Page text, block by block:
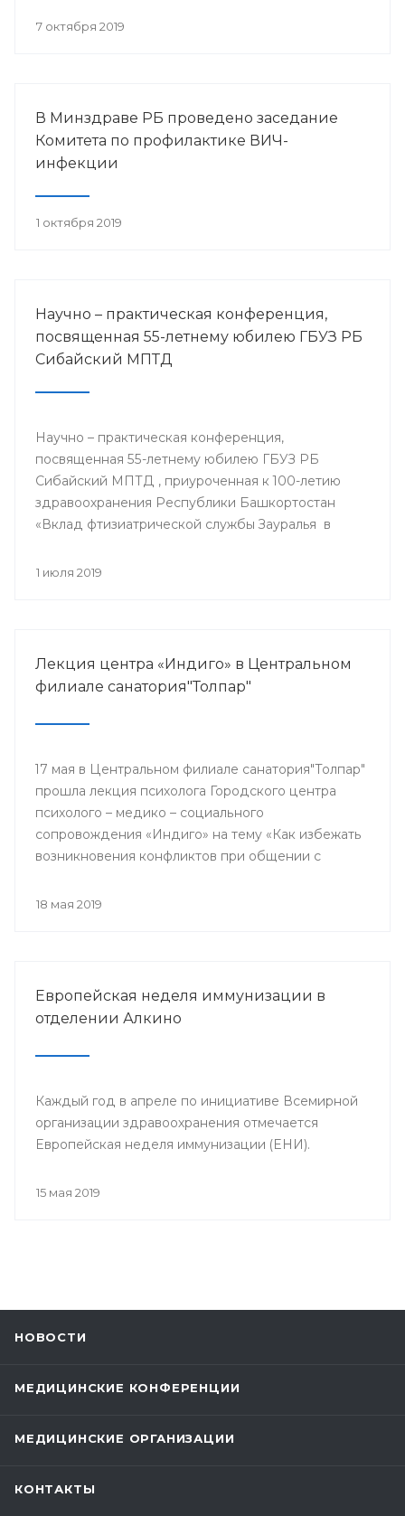
лечения в детских противотуберкулёзных
7 октября 2019
В Минздраве РБ проведено заседание
Комитета по профилактике ВИЧ-
инфекции
1 октября 2019
Научно – практическая конференция,
посвященная 55-летнему юбилею ГБУЗ РБ
Сибайский МПТД
Научно – практическая конференция,
посвященная 55-летнему юбилею ГБУЗ РБ
Сибайский МПТД , приуроченная к 100-летию
здравоохранения Республики Башкортостан
«Вклад фтизиатрической службы Зауралья в
года в городе Сибай.
1 июля 2019
Лекция центра «Индиго» в Центральном
филиале санатория"Толпар"
17 мая в Центральном филиале санатория"Толпар"
прошла лекция психолога Городского центра
психолого – медико – социального
сопровождения «Индиго» на тему «Как избежать
возникновения конфликтов при общении с
18 мая 2019
Европейская неделя иммунизации в
отделении Алкино
Каждый год в апреле по инициативе Всемирной
организации здравоохранения отмечается
Европейская неделя иммунизации (ЕНИ).
15 мая 2019
НОВОСТИ
МЕДИЦИНСКИЕ КОНФЕРЕНЦИИ
МЕДИЦИНСКИЕ ОРГАНИЗАЦИИ
КОНТАКТЫ